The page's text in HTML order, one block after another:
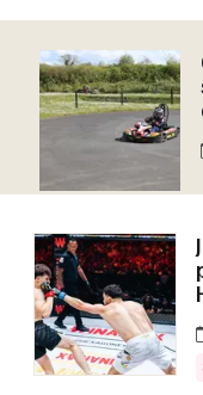
Foires & salons
Spectacles
Sports
Soirées
Sorties famille
Montpellier
Paris
Strasbourg
Toulouse
Toutes les villes